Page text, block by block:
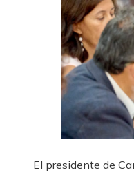
El presidente de